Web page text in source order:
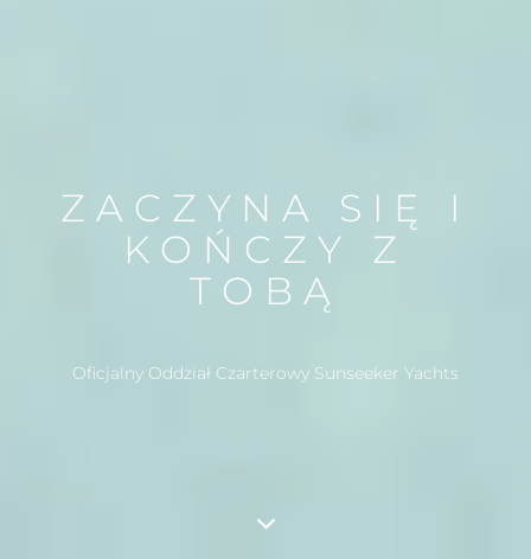
ZACZYNA SIĘ I
KOŃCZY Z
TOBĄ
Oficjalny Oddział Czarterowy Sunseeker Yachts